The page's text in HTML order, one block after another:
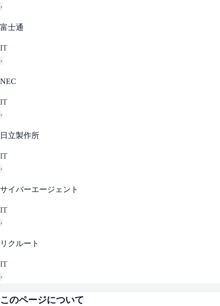
›
富士通
IT
›
NEC
IT
›
日立製作所
IT
›
サイバーエージェント
IT
›
リクルート
IT
›
このページについて